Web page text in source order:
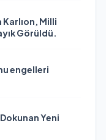
Milli
Görüldü.
engelleri
Yeni